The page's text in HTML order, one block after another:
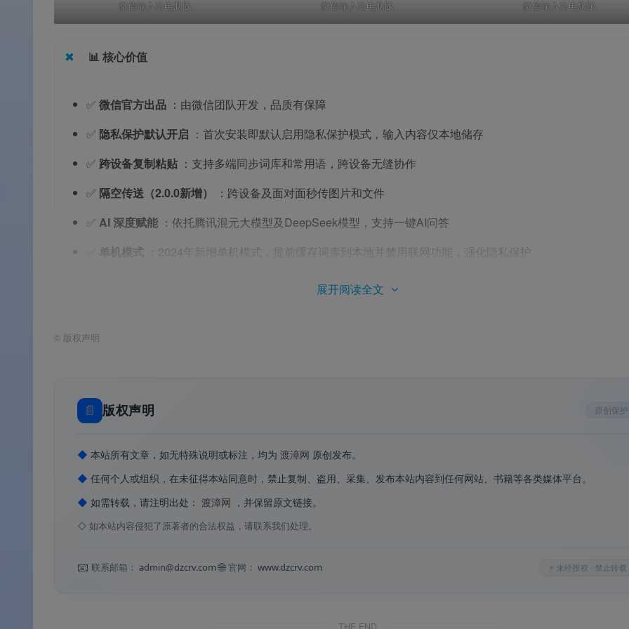
微信输入法电脑版 微信输入法电脑版 微信输入法电脑版
📊 核心价值
✅ 微信官方出品 ：由微信团队开发，品质有保障
✅ 隐私保护默认开启 ：首次安装即默认启用隐私保护模式，输入内容仅本地储存
✅ 跨设备复制粘贴 ：支持多端同步词库和常用语，跨设备无缝协作
✅ 隔空传送（2.0.0新增）
：跨设备及面对面秒传图片和文件
✅ AI 深度赋能 ：依托腾讯混元大模型及DeepSeek模型，支持一键AI问答
单机模式
：2024年新增单机模式，提前缓存词库到本地并禁用联网功能，强化隐私保护
软件功能
软件特色
✨ 软件特色
软件亮点
展开阅读全文
© 版权声明
📄 版权声明 原创保护
◆ 本站所有文章，如无特殊说明或标注，均为 渡漳网 原创发布。
◆ 任何个人或组织，在未征得本站同意时，禁止复制、盗用、采集、发布本站内容到任何网站、书籍等各类媒体平台。
◆ 如需转载，请注明出处： 渡漳网 ，并保留原文链接。
◇ 如本站内容侵犯了原著者的合法权益，请联系我们处理。
📧 联系邮箱： admin@dzcrv.com🌐官网： www.dzcrv.com ⚡ 未经授权 · 禁止转载